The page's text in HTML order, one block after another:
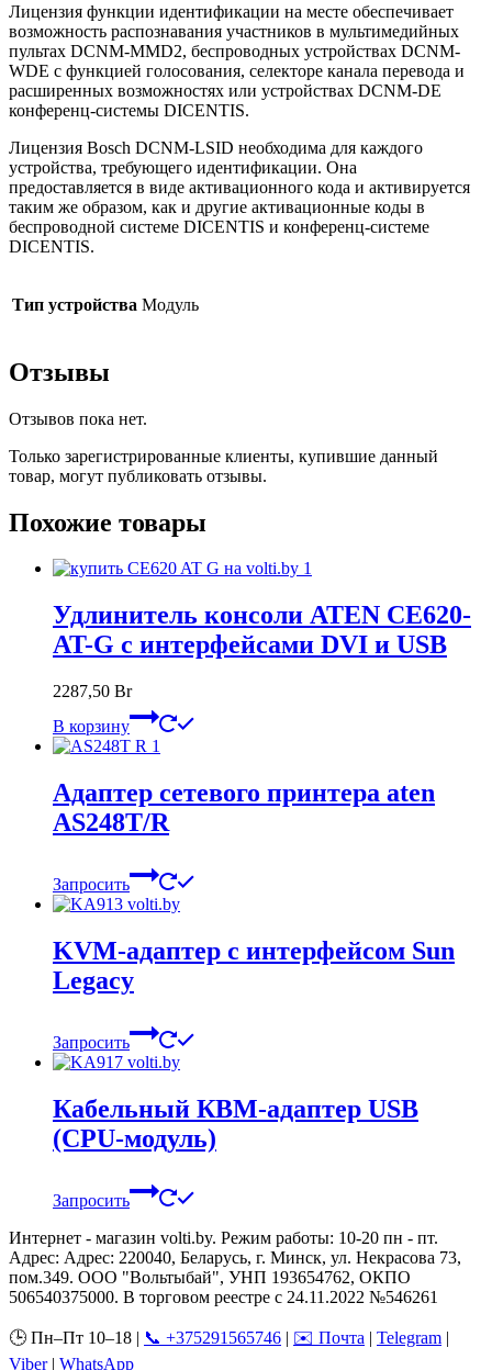
Лицензия функции идентификации на месте обеспечивает
возможность распознавания участников в мультимедийных
пультах DCNM-MMD2, беспроводных устройствах DCNM-
WDE с функцией голосования, селекторе канала перевода и
расширенных возможностях или устройствах DCNM-DE
конференц-системы DICENTIS.
Лицензия Bosch DCNM-LSID необходима для каждого
устройства, требующего идентификации. Она
предоставляется в виде активационного кода и активируется
таким же образом, как и другие активационные коды в
беспроводной системе DICENTIS и конференц-системе
DICENTIS.
Тип устройства Модуль
Отзывы
Отзывов пока нет.
Только зарегистрированные клиенты, купившие данный
товар, могут публиковать отзывы.
Похожие товары
Удлинитель консоли ATEN CE620-
AT-G с интерфейсами DVI и USB
2287,50 Br
В корзину
Адаптер сетевого принтера aten
AS248T/R
Запросить
KVM-адаптер с интерфейсом Sun
Legacy
Запросить
Кабельный КВМ-адаптер USB
(CPU-модуль)
Запросить
Интернет - магазин volti.by. Режим работы: 10-20 пн - пт.
Адрес: Адрес: 220040, Беларусь, г. Минск, ул. Некрасова 73,
пом.349. ООО "Вольтыбай", УНП 193654762, ОКПО
506540375000. В торговом реестре с 24.11.2022 №546261
🕒 Пн–Пт 10–18 | 📞 +375291565746 | ✉️ Почта | Telegram |
Viber| WhatsApp